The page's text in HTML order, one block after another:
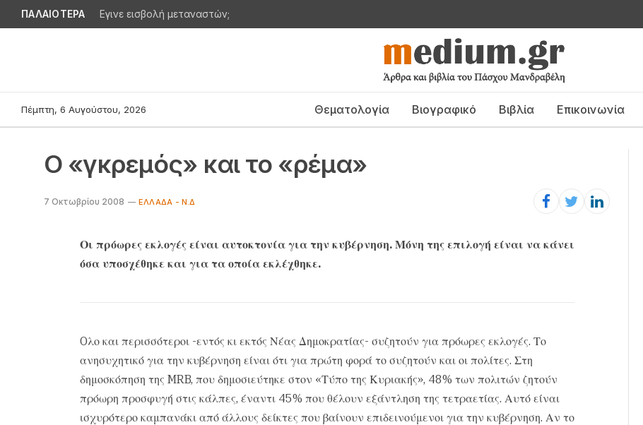
ΠΑΛΑΙΟΤΕΡΑ Εγινε εισβολή μεταναστών;
Πέμπτη, 6 Αυγούστου, 2026 Θεματολογία Βιογραφικό Βιβλία Επικοινωνία
Ο «γκρεμός» και το «ρέμα»
7 Οκτωβρίου 2008 ΕΛΛΆΔΑ - Ν.Δ
Οι πρόωρες εκλογές είναι αυτοκτονία για την κυβέρνηση. Μόνη της επιλογή είναι να κάνει
όσα υποσχέθηκε και για τα οποία εκλέχθηκε.
Oλο και περισσότεροι -εντός κι εκτός Νέας Δημοκρατίας- συζητούν για πρόωρες εκλογές. Το
ανησυχητικό για την κυβέρνηση είναι ότι για πρώτη φορά το συζητούν και οι πολίτες. Στη
δημοσκόπηση της MRB, που δημοσιεύτηκε στον «Τύπο της Κυριακής», 48% των πολιτών ζητούν
πρόωρη προσφυγή στις κάλπες, έναντι 45% που θέλουν εξάντληση της τετραετίας. Αυτό είναι
ισχυρότερο καμπανάκι από άλλους δείκτες που βαίνουν επιδεινούμενοι για την κυβέρνηση. Αν το